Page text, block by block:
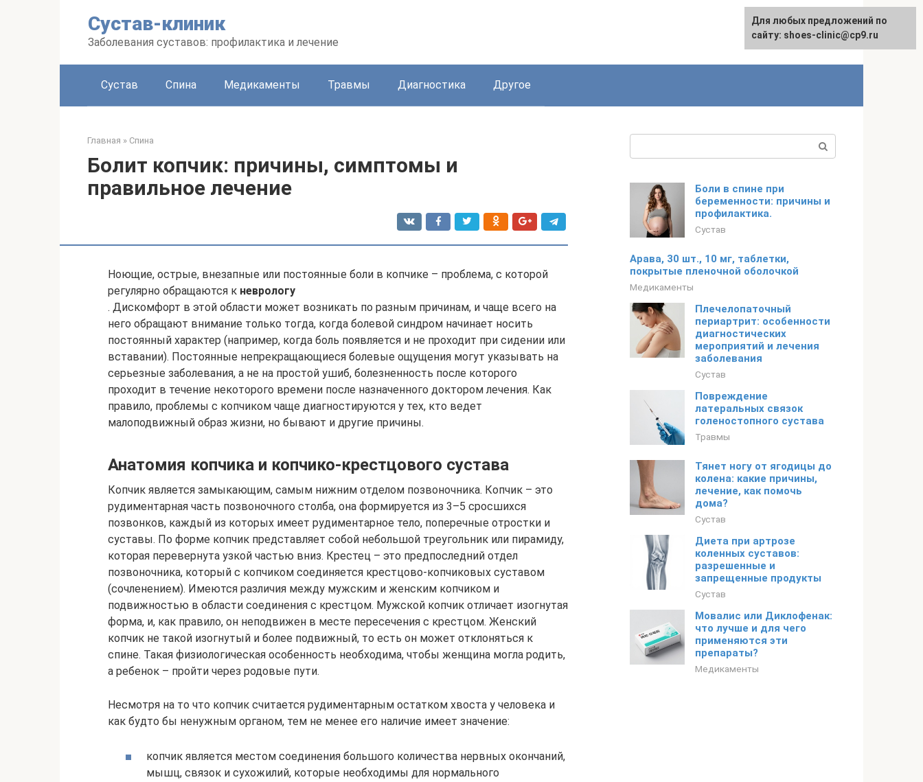
Сустав-клиник
Заболевания суставов: профилактика и лечение
Сустав Спина Медикаменты Травмы Диагностика Другое
Главная » Спина
Болит копчик: причины, симптомы и
правильное лечение
Ноющие, острые, внезапные или постоянные боли в копчике – проблема, с которой
регулярно обращаются к неврологу
. Дискомфорт в этой области может возникать по разным причинам, и чаще всего на
него обращают внимание только тогда, когда болевой синдром начинает носить
постоянный характер (например, когда боль появляется и не проходит при сидении или
вставании). Постоянные непрекращающиеся болевые ощущения могут указывать на
серьезные заболевания, а не на простой ушиб, болезненность после которого
проходит в течение некоторого времени после назначенного доктором лечения. Как
правило, проблемы с копчиком чаще диагностируются у тех, кто ведет
малоподвижный образ жизни, но бывают и другие причины.
Анатомия копчика и копчико-крестцового сустава
Копчик является замыкающим, самым нижним отделом позвоночника. Копчик – это
рудиментарная часть позвоночного столба, она формируется из 3–5 сросшихся
позвонков, каждый из которых имеет рудиментарное тело, поперечные отростки и
суставы. По форме копчик представляет собой небольшой треугольник или пирамиду,
которая перевернута узкой частью вниз. Крестец – это предпоследний отдел
позвоночника, который с копчиком соединяется крестцово-копчиковых суставом
(сочленением). Имеются различия между мужским и женским копчиком и
подвижностью в области соединения с крестцом. Мужской копчик отличает изогнутая
форма, и, как правило, он неподвижен в месте пересечения с крестцом. Женский
копчик не такой изогнутый и более подвижный, то есть он может отклоняться к
спине. Такая физиологическая особенность необходима, чтобы женщина могла родить,
а ребенок – пройти через родовые пути.
Несмотря на то что копчик считается рудиментарным остатком хвоста у человека и
как будто бы ненужным органом, тем не менее его наличие имеет значение:
копчик является местом соединения большого количества нервных окончаний,
мышц, связок и сухожилий, которые необходимы для нормального
Боли в спине при
беременности: причины и
профилактика.
Сустав
Арава, 30 шт., 10 мг, таблетки,
покрытые пленочной оболочкой
Медикаменты
Плечелопаточный
периартрит: особенности
диагностических
мероприятий и лечения
заболевания
Сустав
Повреждение
латеральных связок
голеностопного сустава
Травмы
Тянет ногу от ягодицы до
колена: какие причины,
лечение, как помочь
дома?
Сустав
Диета при артрозе
коленных суставов:
разрешенные и
запрещенные продукты
Сустав
Мовалис или Диклофенак:
что лучше и для чего
применяются эти
препараты?
Медикаменты
Для любых предложений по
сайту: shoes-clinic@cp9.ru